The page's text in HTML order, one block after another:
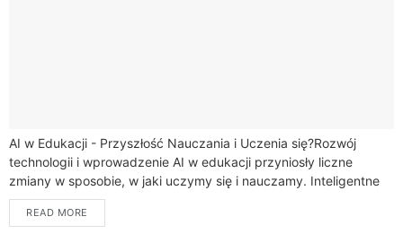
AI w Edukacji - Przyszłość Nauczania i Uczenia się?Rozwój
technologii i wprowadzenie AI w edukacji przyniosły liczne
zmiany w sposobie, w jaki uczymy się i nauczamy. Inteligentne
systemy tutoringu, oparte...
READ MORE